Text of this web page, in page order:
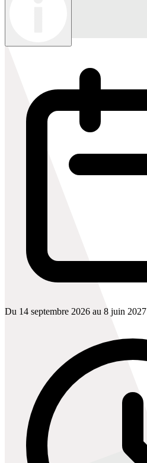
Du 14 septembre 2026 au 8 juin 2027